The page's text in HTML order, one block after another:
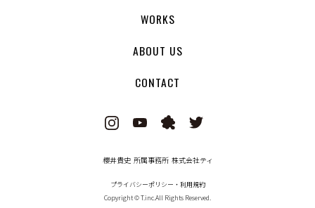
WORKS
ABOUT US
CONTACT
櫻井貴史 所属事務所 株式会社ティ
プライバシーポリシー・利用規約
Copyright © T.inc.All Rights Reserved.